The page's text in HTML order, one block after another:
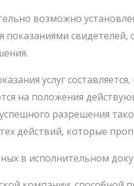
возможно
свидетелей,
услуг составляется,
на положения
разрешения
действий, которые
в исполнительном